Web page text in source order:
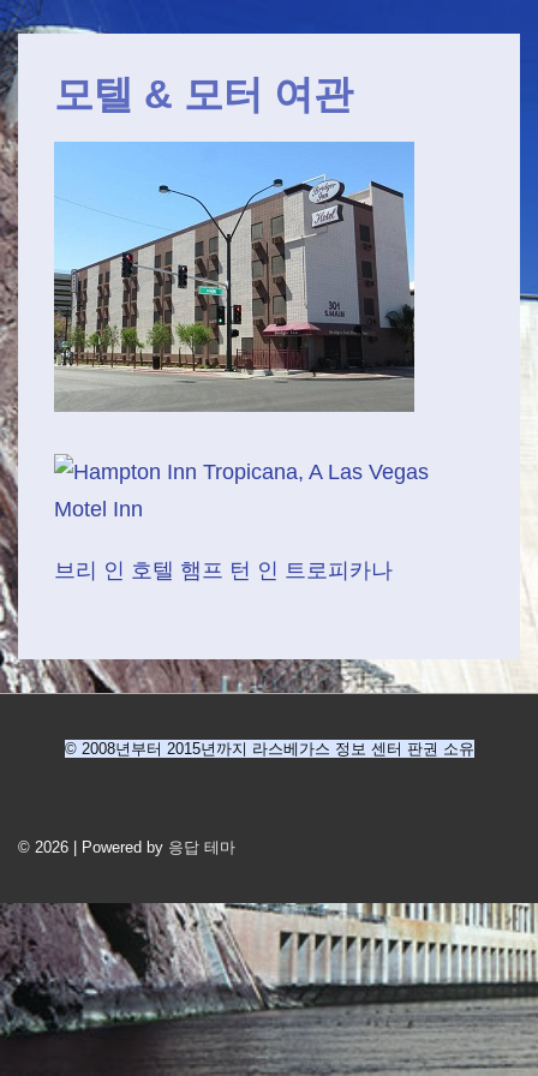
↓
주
요
내
용
으
로
건
너
뛰
기
메
인
뉴
(Main
Navigation)
모텔 & 모터 여관
브리 인 호텔 햄프 턴 인 트로피카나
© 2008년부터 2015년까지 라스베가스 정보 센터 판권 소유
터
메
뉴
© 2026 Powered by 응답 테마